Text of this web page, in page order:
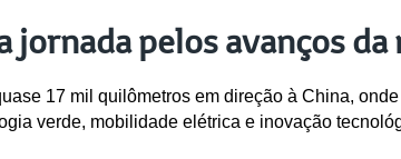
jornada pelos avanços
17 mil quilômetros em direção à China,
verde, mobilidade elétrica e inovação